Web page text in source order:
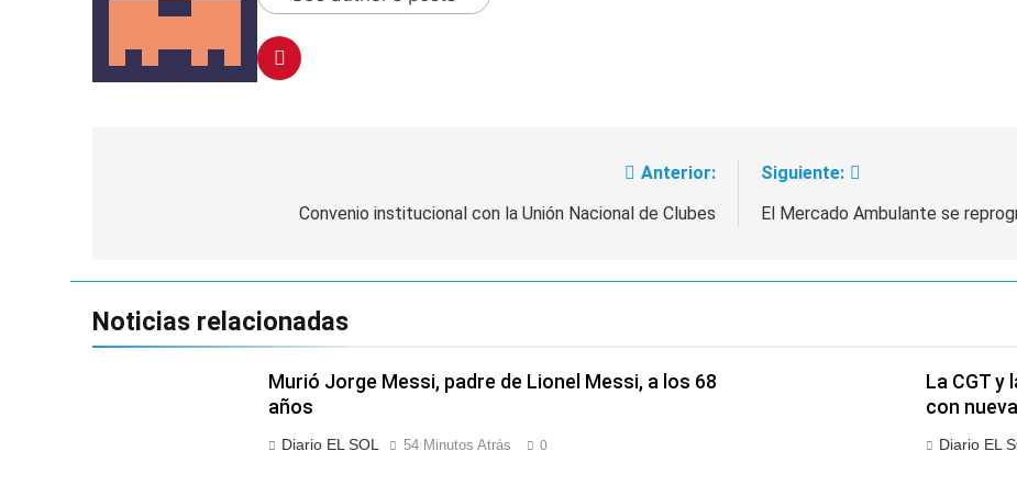
Anterior:
Convenio institucional con la Unión Nacional de Clubes
Siguiente:
El Mercado Ambulante se
Noticias relacionadas
Murió Jorge Messi, padre de Lionel Messi, a los 68
años
Diario EL SOL 54 Minutos Atrás 0
La CGT
con
Diario EL